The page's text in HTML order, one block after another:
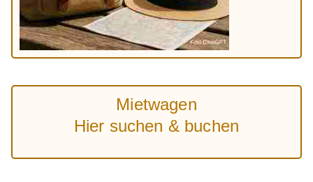
Mietwagen
Hier suchen & buchen